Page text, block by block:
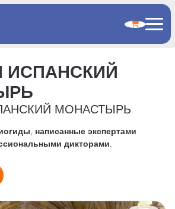
ИСПАНСКИЙ
МОНАСТЫРЬ
написанные экспертами
дикторами